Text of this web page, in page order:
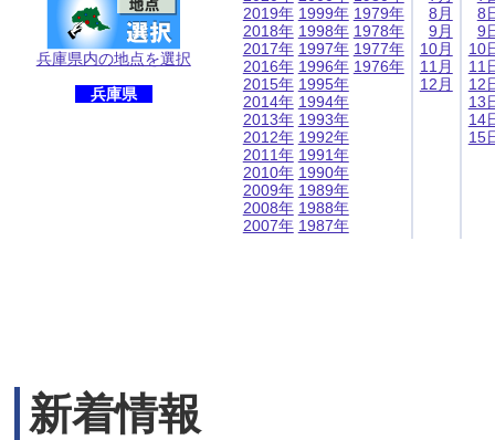
兵庫県内の地点を選択
兵庫県
2019年
2018年
2017年
2016年
2015年
2014年
2013年
2012年
2011年
2010年
2009年
2008年
2007年
1999年
1998年
1997年
1996年
1995年
1994年
1993年
1992年
1991年
1990年
1989年
1988年
1987年
1979年
1978年
1977年
1976年
8月
9月
10月
11月
12月
8
9
10
11
12
13
14
15
新着情報